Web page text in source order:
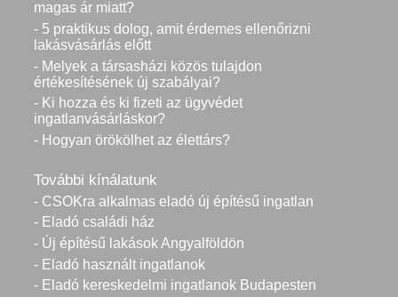
magas ár miatt?
- 5 praktikus dolog, amit érdemes ellenőrizni
lakásvásárlás előtt
- Melyek a társasházi közös tulajdon
értékesítésének új szabályai?
- Ki hozza és ki fizeti az ügyvédet
ingatlanvásárláskor?
- Hogyan örökölhet az élettárs?
További kínálatunk
- CSOKra alkalmas eladó új építésű ingatlan
- Eladó családi ház
- Új építésű lakások Angyalföldön
- Eladó használt ingatlanok
- Eladó kereskedelmi ingatlanok Budapesten